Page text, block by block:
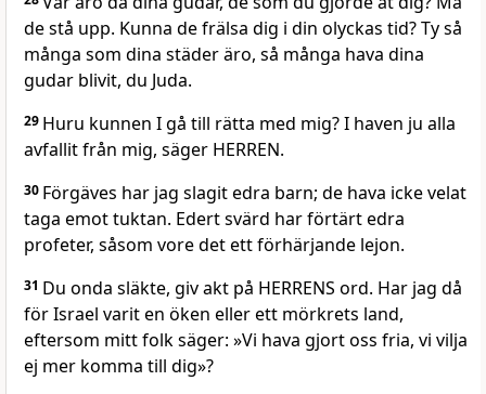
de stå upp. Kunna de frälsa dig i din olyckas tid? Ty så
många som dina städer äro, så många hava dina
gudar blivit, du Juda.
29 Huru kunnen I gå till rätta med mig? I haven ju alla
avfallit från mig, säger HERREN.
30 Förgäves har jag slagit edra barn; de hava icke velat
taga emot tuktan. Edert svärd har förtärt edra
profeter, såsom vore det ett förhärjande lejon.
31 Du onda släkte, giv akt på HERRENS ord. Har jag då
för Israel varit en öken eller ett mörkrets land,
eftersom mitt folk säger: »Vi hava gjort oss fria, vi vilja
ej mer komma till dig»?